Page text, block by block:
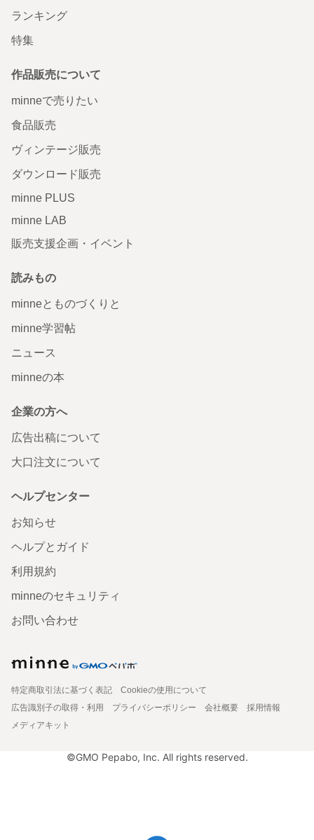
ランキング
特集
作品販売について
minneで売りたい
食品販売
ヴィンテージ販売
ダウンロード販売
minne PLUS
minne LAB
販売支援企画・イベント
読みもの
minneとものづくりと
minne学習帖
ニュース
minneの本
企業の方へ
広告出稿について
大口注文について
ヘルプセンター
お知らせ
ヘルプとガイド
利用規約
minneのセキュリティ
お問い合わせ
特定商取引法に基づく表記
Cookieの使用について
広告識別子の取得・利用
プライバシーポリシー 会社概要
採用情報
メディアキット
©GMO Pepabo, Inc. All rights reserved.